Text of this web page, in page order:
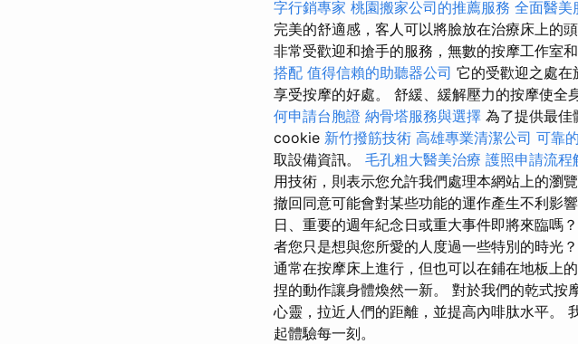
字行銷專家 桃園搬家公司的推薦服務 全面醫美
完美的舒適感，客人可以將臉放在治療床上的頭
非常受歡迎和搶手的服務，無數的按摩工作室
搭配 值得信賴的助聽器公司 它的受歡迎之處
享受按摩的好處。 舒緩、緩解壓力的按摩使全
何申請台胞證 納骨塔服務與選擇 為了提供最佳
cookie 新竹撥筋技術 高雄專業清潔公司 可靠
取設備資訊。 毛孔粗大醫美治療 護照申請流程
用技術，則表示您允許我們處理本網站上的瀏
撤回同意可能會對某些功能的運作產生不利影響
日、重要的週年紀念日或重大事件即將來臨嗎？
者您只是想與您所愛的人度過一些特別的時光
通常在按摩床上進行，但也可以在鋪在地板上
捏的動作讓身體煥然一新。 對於我們的乾式
心靈，拉近人們的距離，並提高內啡肽水平。
起體驗每一刻。